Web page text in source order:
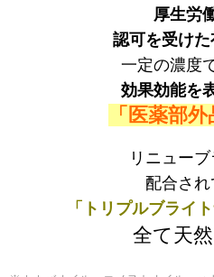
厚生労
認可を受け
一定の濃度
効果効能を
「医薬部外
リニュー
配合され
「トリプルブライ
全て天然